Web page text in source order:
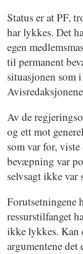
Status er at PF,
har lykkes. Det
egen
til permanent
situasjonen som
Av de
og ett mot
som var for,
bevæpning var
selvsagt ikke var
Forutsetningene
ressurstilfanget
ikke lykkes. Kan
argumentene det